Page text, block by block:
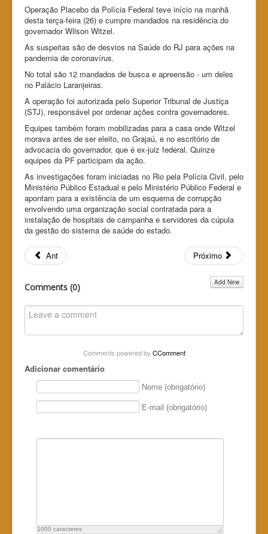
Operação Placebo da Polícia Federal teve início na manhã
desta terça-feira (26) e cumpre mandados na residência do
governador Wilson Witzel.
As suspeitas são de desvios na Saúde do RJ para ações na
pandemia de coronavírus.
No total são 12 mandados de busca e apreensão - um deles
no Palácio Laranjeiras.
A operação foi autorizada pelo Superior Tribunal de Justiça
(STJ), responsável por ordenar ações contra governadores.
Equipes também foram mobilizadas para a casa onde Witzel
morava antes de ser eleito, no Grajaú, e no escritório de
advocacia do governador, que é ex-juiz federal. Quinze
equipes da PF participam da ação.
As investigações foram iniciadas no Rio pela Polícia Civil, pelo
Ministério Público Estadual e pelo Ministério Público Federal e
apontam para a existência de um esquema de corrupção
envolvendo uma organização social contratada para a
instalação de hospitais de campanha e servidores da cúpula
da gestão do sistema de saúde do estado.
Ant Próximo
Comments (0) Add New
Comments powered by CComment
Adicionar comentário
Nome (obrigatório)
E-mail (obrigatório)
1000 caracteres